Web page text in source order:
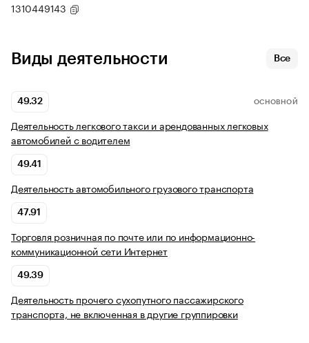
1310449143
Виды деятельности Все
49.32 ОСНОВНОЙ
Деятельность легкового такси и арендованных легковых
автомобилей с водителем
49.41
Деятельность автомобильного грузового транспорта
47.91
Торговля розничная по почте или по информационно-
коммуникационной сети Интернет
49.39
Деятельность прочего сухопутного пассажирского
транспорта, не включенная в другие группировки